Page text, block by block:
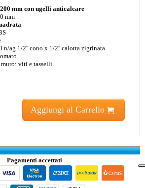
mm con ugelli anticalcare
mm
n/ag 1/2'' cono x 1/2'' calotta zigrinata
muro: viti e tasselli
Aggiungi al Carrello
Pagamenti accettati